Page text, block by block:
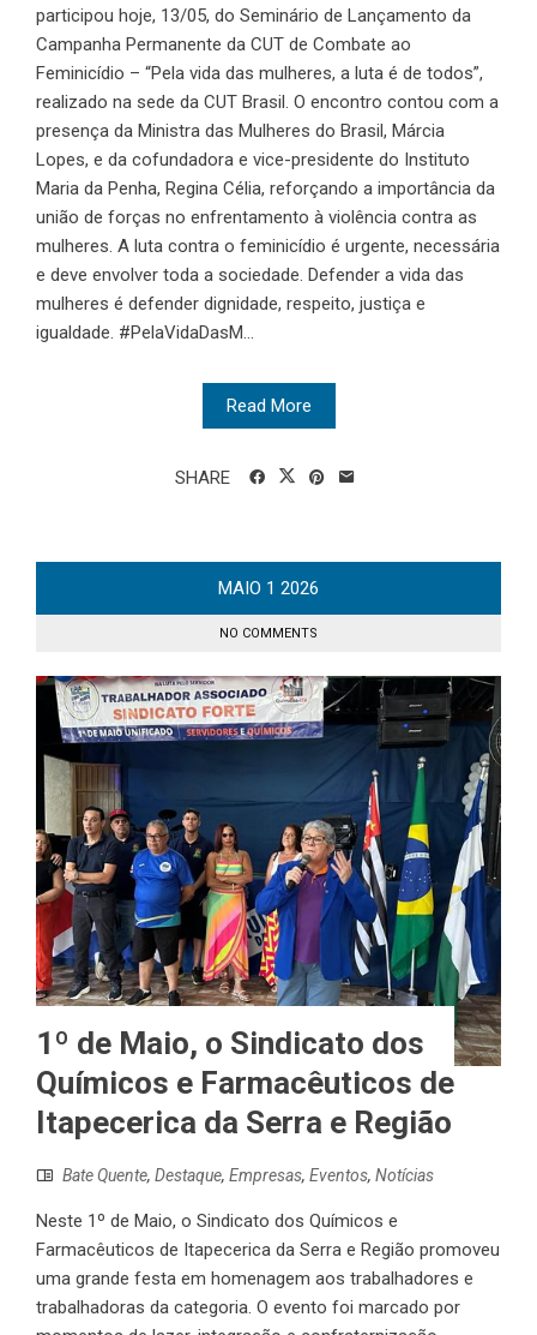
participou hoje, 13/05, do Seminário de Lançamento da
Campanha Permanente da CUT de Combate ao
Feminicídio – “Pela vida das mulheres, a luta é de todos”,
realizado na sede da CUT Brasil. O encontro contou com a
presença da Ministra das Mulheres do Brasil, Márcia
Lopes, e da cofundadora e vice-presidente do Instituto
Maria da Penha, Regina Célia, reforçando a importância da
união de forças no enfrentamento à violência contra as
mulheres. A luta contra o feminicídio é urgente, necessária
e deve envolver toda a sociedade. Defender a vida das
mulheres é defender dignidade, respeito, justiça e
igualdade. #PelaVidaDasM...
Read More
SHARE
MAIO 1 2026
NO COMMENTS
1º de Maio, o Sindicato dos
Químicos e Farmacêuticos de
Itapecerica da Serra e Região
Bate Quente, Destaque, Empresas, Eventos, Notícias
Neste 1º de Maio, o Sindicato dos Químicos e
Farmacêuticos de Itapecerica da Serra e Região promoveu
uma grande festa em homenagem aos trabalhadores e
trabalhadoras da categoria. O evento foi marcado por